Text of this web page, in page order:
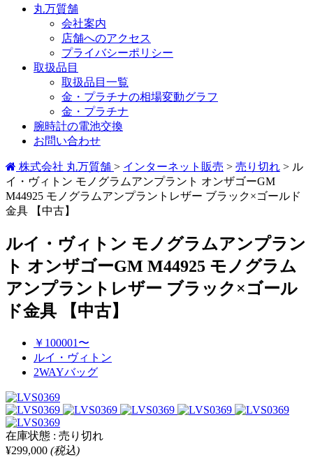
丸万質舗
会社案内
店舗へのアクセス
プライバシーポリシー
取扱品目
取扱品目一覧
金・プラチナの相場変動グラフ
金・プラチナ
腕時計の電池交換
お問い合わせ
株式会社 丸万質舗 > インターネット販売 > 売り切れ > ル
イ・ヴィトン モノグラムアンプラント オンザゴーGM
M44925 モノグラムアンプラントレザー ブラック×ゴールド
金具 【中古】
ルイ・ヴィトン モノグラムアンプラン
ト オンザゴーGM M44925 モノグラム
アンプラントレザー ブラック×ゴール
ド金具 【中古】
￥100001〜
ルイ・ヴィトン
2WAYバッグ
在庫状態 : 売り切れ
¥299,000 (税込)